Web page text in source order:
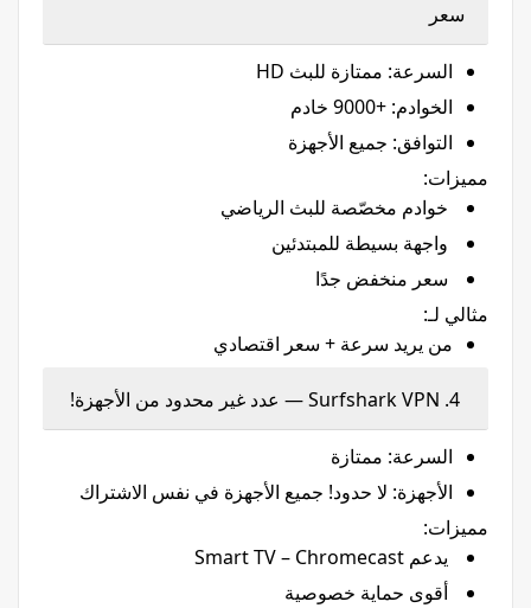
سعر
السرعة: ممتازة للبث HD
الخوادم: +9000 خادم
التوافق: جميع الأجهزة
مميزات:
خوادم مخصّصة للبث الرياضي
واجهة بسيطة للمبتدئين
سعر منخفض جدًا
مثالي لـ:
من يريد سرعة + سعر اقتصادي
السرعة: ممتازة
الأجهزة: لا حدود! جميع الأجهزة في نفس الاشتراك
مميزات:
يدعم Smart TV – Chromecast
أقوى حماية خصوصية